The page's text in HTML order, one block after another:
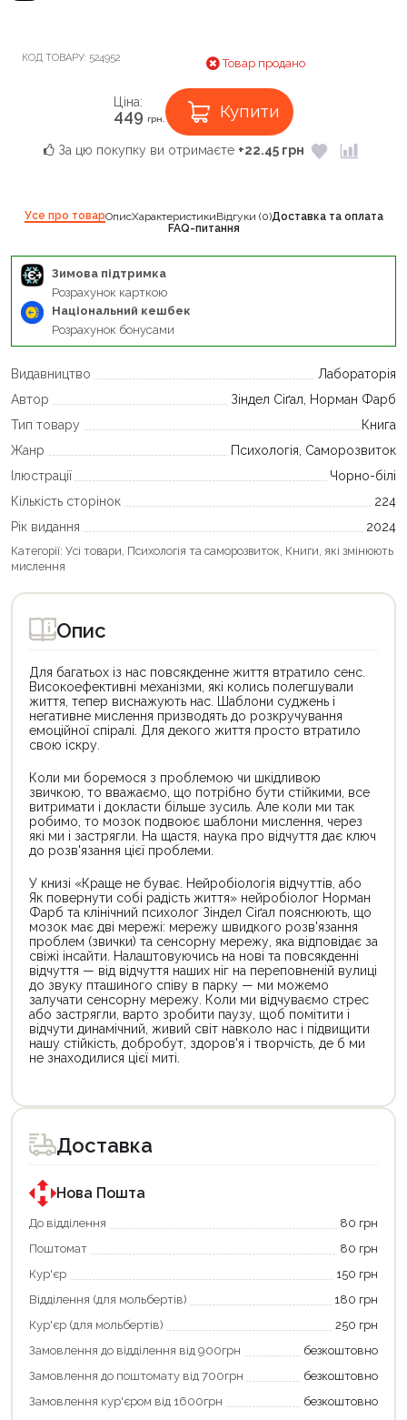
КОД ТОВАРУ: 524952 Товар продано
Ціна:
449 грн. Купити
За цю покупку ви отримаєте +22.45 грн
Усе про товарОписХарактеристикиВідгуки (0)Доставка та оплата
FAQ-питання
Зимова підтримка
Розрахунок карткою
Національний кешбек
Розрахунок бонусами
Видавництво
Лабораторія
Автор
Зіндел Сіґал, Норман Фарб
Тип товару
Книга
Жанр
Психологія, Саморозвиток
Ілюстрації
Чорно-білі
Кількість сторінок
224
Рік видання
2024
Категорії: Усі товари Психологія та саморозвиток Книги, які змінюють
мислення
Опис
Для багатьох із нас повсякденне життя втратило сенс.
Високоефективні механізми, які колись полегшували
життя, тепер виснажують нас. Шаблони суджень і
негативне мислення призводять до розкручування
емоційної спіралі. Для декого життя просто втратило
свою іскру.
Коли ми боремося з проблемою чи шкідливою
звичкою, то вважаємо, що потрібно бути стійкими, все
витримати і докласти більше зусиль. Але коли ми так
робимо, то мозок подвоює шаблони мислення, через
які ми і застрягли. На щастя, наука про відчуття дає ключ
до розв'язання цієї проблеми.
У книзі «Краще не буває. Нейробіологія відчуттів, або
Як повернути собі радість життя» нейробіолог Норман
Фарб та клінічний психолог Зіндел Сіґал пояснюють, що
мозок має дві мережі: мережу швидкого розв'язання
проблем (звички) та сенсорну мережу, яка відповідає за
свіжі інсайти. Налаштовуючись на нові та повсякденні
відчуття — від відчуття наших ніг на переповненій вулиці
до звуку пташиного співу в парку — ми можемо
залучати сенсорну мережу. Коли ми відчуваємо стрес
або застрягли, варто зробити паузу, щоб помітити і
відчути динамічний, живий світ навколо нас і підвищити
нашу стійкість, добробут, здоров'я і творчість, де б ми
не знаходилися цієї миті.
товар
для
покупки
державною
програмою
єКнига.
Використовуйте
карту
щоб
зекономити
та
отримати
переваги!
картою
єКнига
–
товар
для
покупки
державною
програмою
«Національний
кешбек».
покупку
«Національний
кешбек»
та
отримуйте
повернення
Економте
більше
разом
Доставка
Нова Пошта
До відділення
80 грн
Поштомат
80 грн
Кур'єр
150 грн
Відділення (для мольбертів)
180 грн
Кур'єр (для мольбертів)
250 грн
Замовлення до відділення від 900грн
безкоштовно
Замовлення до поштомату від 700грн
безкоштовно
Замовлення кур'єром від 1600грн
безкоштовно